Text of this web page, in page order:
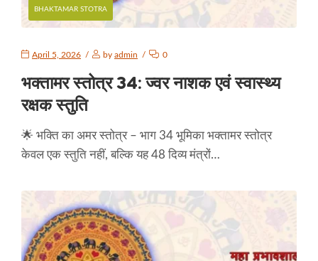
BHAKTAMAR STOTRA
April 5, 2026 by admin 0
भक्तामर स्तोत्र 34: ज्वर नाशक एवं स्वास्थ्य
रक्षक स्तुति
🌟 भक्ति का अमर स्तोत्र – भाग 34 भूमिका भक्तामर स्तोत्र
केवल एक स्तुति नहीं, बल्कि यह 48 दिव्य मंत्रों…